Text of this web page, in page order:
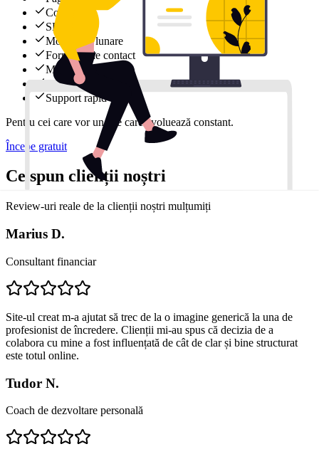
Conținut
SEO
Modificări lunare
Formular de contact
Mail
Hosting
Support rapid
Pentru cei care vor un site care evoluează constant.
Începe gratuit
Ce spun clienții noștri
Review-uri reale de la clienții noștri mulțumiți
Marius D.
Consultant financiar
Site-ul creat m-a ajutat să trec de la o imagine generică la una de
profesionist de încredere. Clienții mi-au spus că decizia de a
colabora cu mine a fost influențată de cât de clar și bine structurat
este totul online.
Tudor N.
Coach de dezvoltare personală